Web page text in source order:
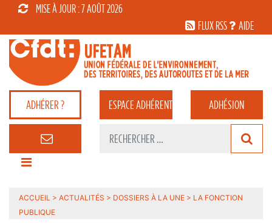
MISE À JOUR : 7 AOÛT 2026
FLUX RSS
AIDE
ADHÉRER ? ESPACEADHÉRENT ADHÉSION
ACCUEIL > ACTUALITÉS > DOSSIERS À LA UNE > LA FONCTION
PUBLIQUE